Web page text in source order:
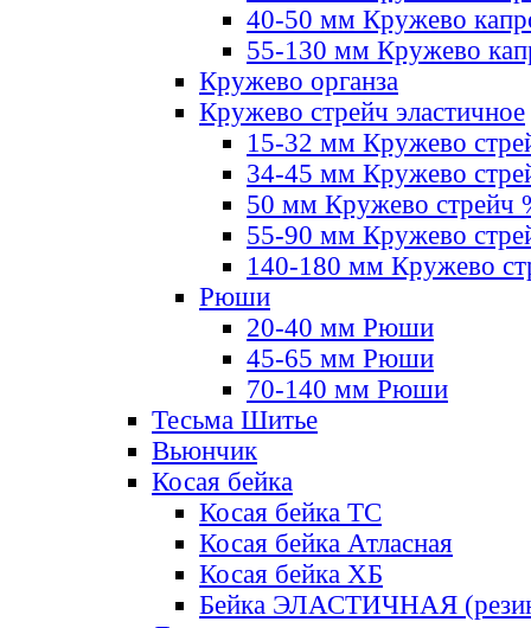
40-50 мм Кружево
55-130 мм Кружево
Кружево органза
Кружево стрейч эластичное
15-32 мм Кружево
34-45 мм Кружево
50 мм Кружево стрейч
55-90 мм Кружево
140-180 мм Кружево
Рюши
20-40 мм Рюши
45-65 мм Рюши
70-140 мм Рюши
Тесьма Шитье
Вьюнчик
Косая бейка
Косая бейка ТС
Косая бейка Атласная
Косая бейка ХБ
Бейка ЭЛАСТИЧНАЯ